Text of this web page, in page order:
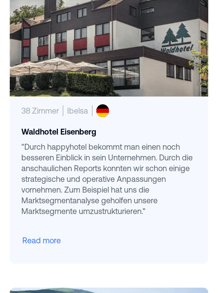
38 Zimmer Ibelsa
Waldhotel Eisenberg
"Durch happyhotel bekommt man einen noch
besseren Einblick in sein Unternehmen. Durch die
anschaulichen Reports konnten wir schon einige
strategische und operative Anpassungen
vornehmen. Zum Beispiel hat uns die
Marktsegmentanalyse geholfen unsere
Marktsegmente umzustrukturieren."
Read more